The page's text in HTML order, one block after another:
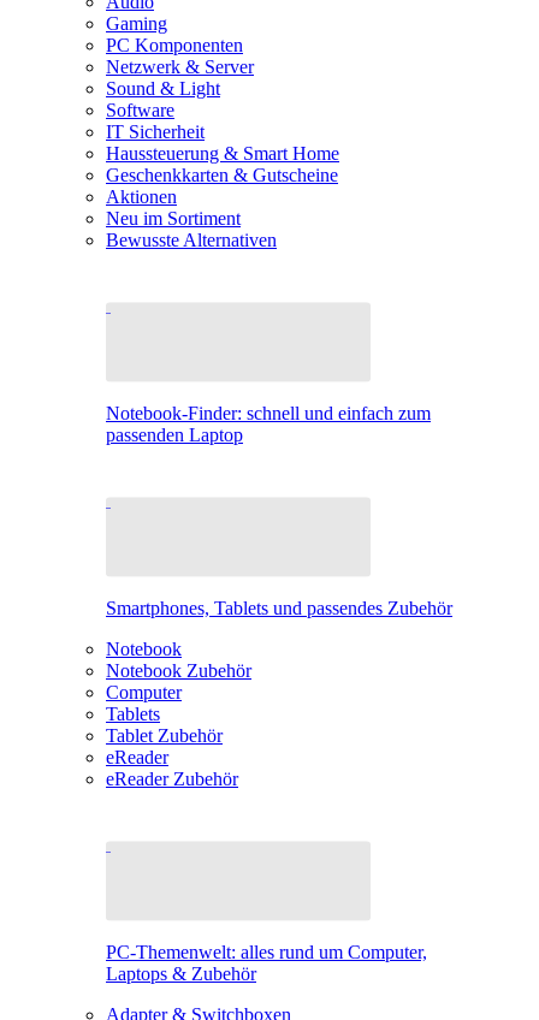
Gaming
PC Komponenten
Netzwerk & Server
Sound & Light
Software
IT Sicherheit
Haussteuerung & Smart Home
Geschenkkarten & Gutscheine
Aktionen
Neu im Sortiment
Bewusste Alternativen
Notebook-Finder: schnell und einfach zum
passenden Laptop
Smartphones, Tablets und passendes Zubehör
Notebook
Notebook Zubehör
Computer
Tablets
Tablet Zubehör
eReader
eReader Zubehör
PC-Themenwelt: alles rund um Computer,
Laptops & Zubehör
Adapter & Switchboxen